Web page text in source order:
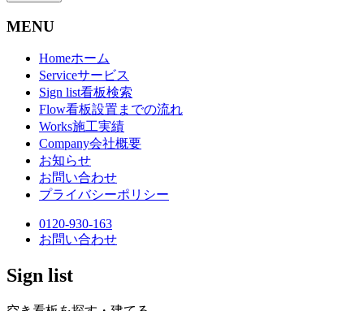
MENU
Homeホーム
Serviceサービス
Sign list看板検索
Flow看板設置までの流れ
Works施工実績
Company会社概要
お知らせ
お問い合わせ
プライバシーポリシー
0120-930-163
お問い合わせ
Sign list